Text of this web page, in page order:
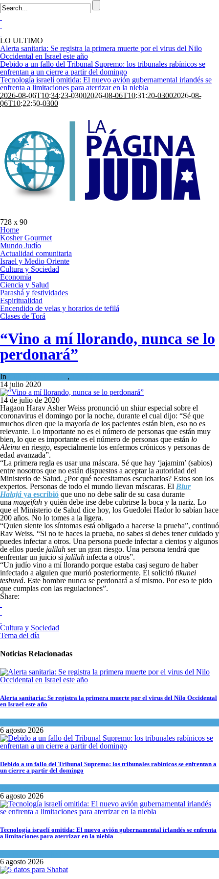
LO ULTIMO
Alerta sanitaria: Se registra la primera muerte por el virus del Nilo
Occidental en Israel este año
Debido a un fallo del Tribunal Supremo: los tribunales rabínicos se
enfrentan a un cierre a partir del domingo
Tecnología israelí omitida: El nuevo avión gubernamental irlandés se
enfrenta a limitaciones para aterrizar en la niebla
2026-08-06T10:34:23-03002026-08-06T10:31:20-03002026-08-
06T10:22:50-0300
728 x 90
Home
Kosher Gourmet
Mundo Judío
Actualidad comunitaria
Israel y Medio Oriente
Cultura y Sociedad
Economía
Ciencia y Salud
Parashá y festividades
Espiritualidad
Encendido de velas y horarios de tefilá
Clases de Torá
“Vino a mí llorando, nunca se lo
perdonará”
In ,
14 julio 2020
14 de julio de 2020
Hagaon Harav Asher Weiss pronunció un shiur especial sobre el
coronavirus el domingo por la noche, durante el cual dijo: “Sé que
muchos dicen que la mayoría de los pacientes están bien, eso no es
relevante. Lo importante no es el número de personas que están muy
bien, lo que es importante es el número de personas que están lo
Aleinu en riesgo, especialmente los enfermos crónicos y personas de
edad avanzada”.
“La primera regla es usar una máscara. Sé que hay ‘jajamim’ (sabios)
entre nosotros que no están dispuestos a aceptar la autoridad del
Ministerio de Salud. ¿Por qué necesitamos escucharlos? Estos son los
expertos. Personas de todo el mundo llevan máscaras. El Biur
Halajá ya escribió que uno no debe salir de su casa durante
una mageifah y quién debe irse debe cubrirse la boca y la nariz. Lo
que el Ministerio de Salud dice hoy, los Guedolei Hador lo sabían hace
200 años. No lo tomes a la ligera.
“Quien siente los síntomas está obligado a hacerse la prueba”, continuó
Rav Weiss. “Si no te haces la prueba, no sabes si debes tener cuidado y
puedes infectar a otros. Una persona puede infectar a cientos y algunos
de ellos puede jalilah ser un gran riesgo. Una persona tendrá que
enfrentar un juicio si jalilah infecta a otros”.
“Un judío vino a mí llorando porque estaba casi seguro de haber
infectado a alguien que murió posteriormente. Él solicitó tikunei
teshuvá. Este hombre nunca se perdonará a sí mismo. Por eso te pido
que cumplas con las regulaciones”.
Share:
Cultura y Sociedad
Tema del día
Noticias Relacionadas
Alerta sanitaria: Se registra la primera muerte por el virus del Nilo Occidental
en Israel este año
6 agosto 2026
Debido a un fallo del Tribunal Supremo: los tribunales rabínicos se enfrentan a
un cierre a partir del domingo
6 agosto 2026
Tecnología israelí omitida: El nuevo avión gubernamental irlandés se enfrenta
a limitaciones para aterrizar en la niebla
6 agosto 2026